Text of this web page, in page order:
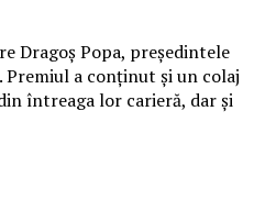
Dragoș Popa, președintele
a conținut și un colaj
întreaga lor carieră, dar și